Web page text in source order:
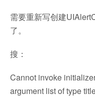
需要重新写创建
了。
搜：
Cannot invoke
argument list of type